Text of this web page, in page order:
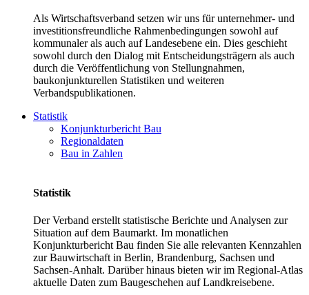
Als Wirtschaftsverband setzen wir uns für unternehmer- und
investitionsfreundliche Rahmenbedingungen sowohl auf
kommunaler als auch auf Landesebene ein. Dies geschieht
sowohl durch den Dialog mit Entscheidungsträgern als auch
durch die Veröffentlichung von Stellungnahmen,
baukonjunkturellen Statistiken und weiteren
Verbandspublikationen.
Statistik
Konjunkturbericht Bau
Regionaldaten
Bau in Zahlen
Statistik
Der Verband erstellt statistische Berichte und Analysen zur
Situation auf dem Baumarkt. Im monatlichen
Konjunkturbericht Bau finden Sie alle relevanten Kennzahlen
zur Bauwirtschaft in Berlin, Brandenburg, Sachsen und
Sachsen-Anhalt. Darüber hinaus bieten wir im Regional-Atlas
aktuelle Daten zum Baugeschehen auf Landkreisebene.